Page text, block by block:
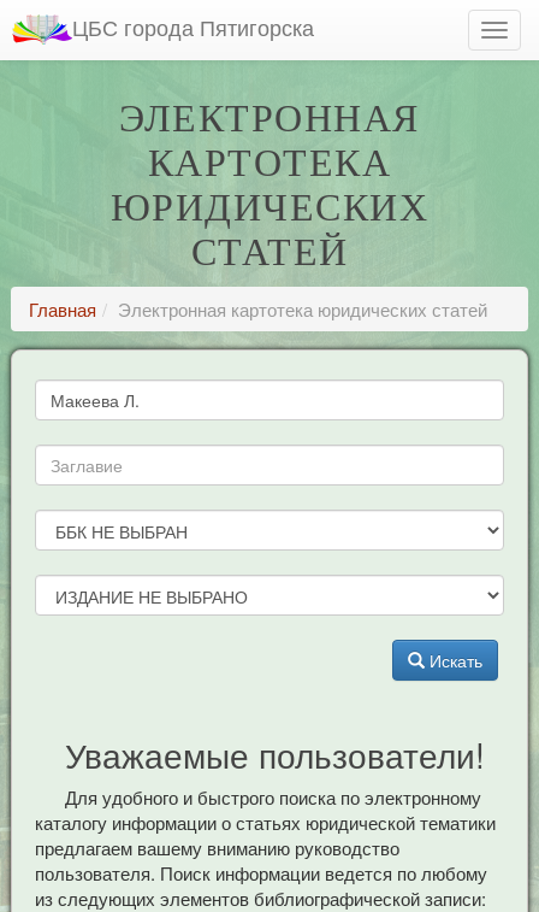
ЦБС города Пятигорска
ЭЛЕКТРОННАЯ
КАРТОТЕКА
ЮРИДИЧЕСКИХ
СТАТЕЙ
Главная Электронная картотека юридических статей
Искать
Уважаемые пользователи!
Для удобного и быстрого поиска по электронному
каталогу информации о статьях юридической тематики
предлагаем вашему вниманию руководство
пользователя. Поиск информации ведется по любому
из следующих элементов библиографической записи: